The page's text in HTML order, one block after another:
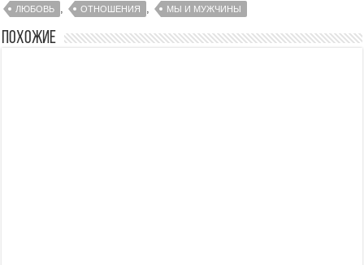
ЛЮБОВЬ ОТНОШЕНИЯ МЫ И МУЖЧИНЫ
Похожие